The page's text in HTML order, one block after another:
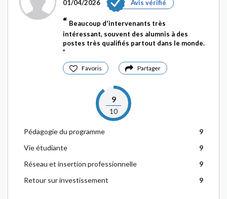
01/04/2026
Avis vérifié
Beaucoup d'intervenants très
intéressant, souvent des alumnis à des
postes très qualifiés partout dans le monde.
Favoris Partager
9
10
Pédagogie du programme
9
Vie étudiante
9
Réseau et insertion professionnelle
9
Retour sur investissement
9